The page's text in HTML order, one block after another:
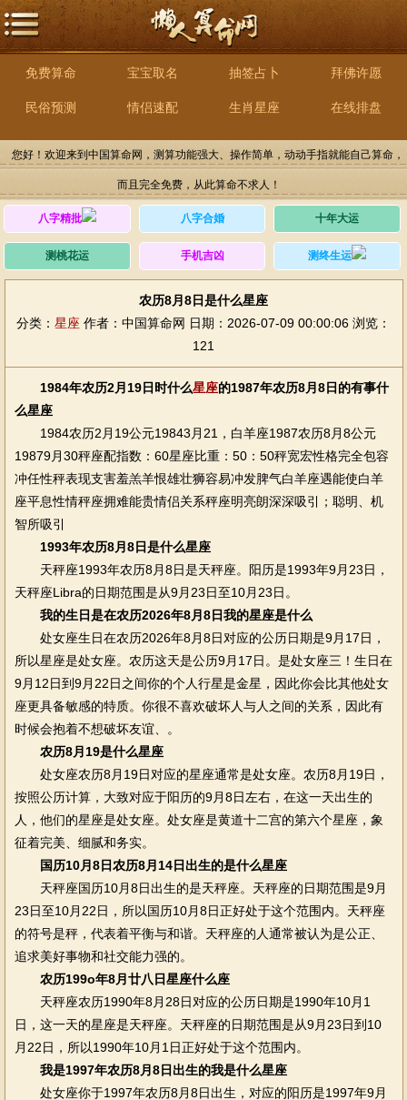
免费算命 宝宝取名 抽签占卜 拜佛许愿
民俗预测 情侣速配 生肖星座 在线排盘
您好！欢迎来到中国算命网，测算功能强大、操作简单，动动手指就能自己算命，
而且完全免费，从此算命不求人！
八字精批 八字合婚 十年大运
测桃花运 手机吉凶 测终生运
农历8月8日是什么星座
分类： 星座 作者：中国算命网 日期：2026-07-09 00:00:06 浏览：
121
1984年农历2月19日时什么星座的1987年农历8月8日的有事什
么星座
1984农历2月19公元19843月21，白羊座1987农历8月8公元
19879月30秤座配指数：60星座比重：50：50秤宽宏性格完全包容
冲任性秤表现支害羞羔羊恨雄壮狮容易冲发脾气白羊座遇能使白羊
座平息性情秤座拥难能贵情侣关系秤座明亮朗深深吸引；聪明、机
智所吸引
1993年农历8月8日是什么星座
天秤座1993年农历8月8日是天秤座。阳历是1993年9月23日，
天秤座Libra的日期范围是从9月23日至10月23日。
我的生日是在农历2026年8月8日我的星座是什么
处女座生日在农历2026年8月8日对应的公历日期是9月17日，
所以星座是处女座。农历这天是公历9月17日。是处女座三！生日在
9月12日到9月22日之间你的个人行星是金星，因此你会比其他处女
座更具备敏感的特质。你很不喜欢破坏人与人之间的关系，因此有
时候会抱着不想破坏友谊、。
农历8月19是什么星座
处女座农历8月19日对应的星座通常是处女座。农历8月19日，
按照公历计算，大致对应于阳历的9月8日左右，在这一天出生的
人，他们的星座是处女座。处女座是黄道十二宫的第六个星座，象
征着完美、细腻和务实。
国历10月8日农历8月14日出生的是什么星座
天秤座国历10月8日出生的是天秤座。天秤座的日期范围是9月
23日至10月22日，所以国历10月8日正好处于这个范围内。天秤座
的符号是秤，代表着平衡与和谐。天秤座的人通常被认为是公正、
追求美好事物和社交能力强的。
农历199o年8月廿八日星座什么座
天秤座农历1990年8月28日对应的公历日期是1990年10月1
日，这一天的星座是天秤座。天秤座的日期范围是从9月23日到10
月22日，所以1990年10月1日正好处于这个范围内。
我是1997年农历8月8日出生的我是什么星座
处女座你于1997年农历8月8日出生，对应的阳历是1997年9月